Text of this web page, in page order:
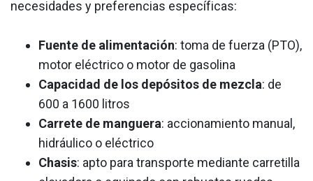
necesidades y preferencias específicas:
Fuente de alimentación: toma de fuerza (PTO),
motor eléctrico o motor de gasolina
Capacidad de los depósitos de mezcla: de
600 a 1600 litros
Carrete de manguera: accionamiento manual,
hidráulico o eléctrico
Chasis: apto para transporte mediante carretilla